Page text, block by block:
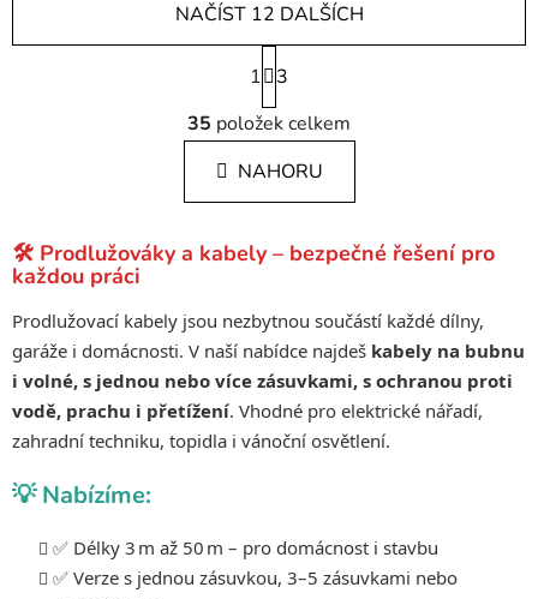
O
v
l
á
d
c
p
r
v
k
y
v
s
u
NAČÍST 12 DALŠÍCH
S
t
r
á
n
k
n
1
3
35 položek celkem
NAHORU
🛠️ Prodlužováky a kabely – bezpečné řešení pro
každou práci
Prodlužovací kabely jsou nezbytnou součástí každé dílny,
garáže i domácnosti. V naší nabídce najdeš kabely na bubnu
i volné, s jednou nebo více zásuvkami, s ochranou proti
vodě, prachu i přetížení. Vhodné pro elektrické nářadí,
zahradní techniku, topidla i vánoční osvětlení.
💡 Nabízíme:
✅ Délky 3 m až 50 m – pro domácnost i stavbu
✅ Verze s jednou zásuvkou, 3–5 zásuvkami nebo